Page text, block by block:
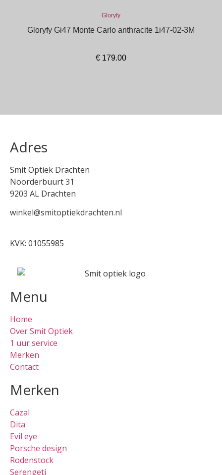
Gloryfy
Gloryfy Gi47 Monte Carlo anthracite 1i47-02-3M
€ 179.00
Adres
Smit Optiek Drachten
Noorderbuurt 31
9203 AL Drachten
winkel@smitoptiekdrachten.nl
KVK: 01055985
Menu
Home
Over Smit Optiek
1 uur service
Merken
Contact
Merken
Cazal
Dita
Evil eye
Porsche design
Rodenstock
Serengeti